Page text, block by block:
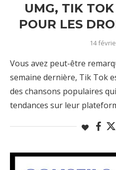
UMG, TIK
POUR LES
14
Vous avez peut-être
semaine dernière, Tik Tok
des chansons populaires
tendances sur leur